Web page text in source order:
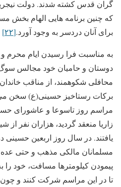
گران قدس کشته شدند. دولت
که چنین برنامه هایی الهام بخش
برای آنان دردسر به وجود آورد.[۲۲]
به مناسبت فرا رسیدن ایام
دوستان و حامیان خود مجالس سوگ
محافلی شکوهمند، از مناقب
برکات رستاخیز حسینی(ع) سخن می
مراسم روز تاسوعا و عاشورای
زاریا منعقد گردید، هزاران نفر
مسلمانان مالکی مذهب و حتی عده
پیمودن کیلومترها مسافت، خود را
تا در این مراسم شرکت کنند و